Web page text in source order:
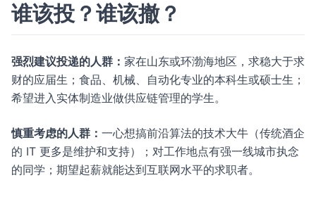
谁该投？谁该撤？
强烈建议投递的人群： 家在山东或环渤海地区，求稳大于求
财的应届生；食品、机械、自动化专业的本科生或硕士生；
希望进入实体制造业做供应链管理的学生。
慎重考虑的人群： 一心想搞前沿算法的技术大牛（传统酒企
的 IT 更多是维护和支持）；对工作地点有强一线城市执念
的同学；期望起薪就能达到互联网水平的求职者。